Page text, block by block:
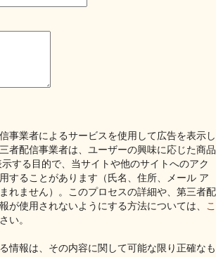
事業者によるサービスを使用して広告を表示し
者配信事業者は、ユーザーの興味に応じた商品
する目的で、当サイトや他のサイトへのアク
することがあります（氏名、住所、メール ア
れません）。このプロセスの詳細や、第三者配
が使用されないようにする方法については、
こ
い。
情報は、その内容に関して可能な限り正確なも